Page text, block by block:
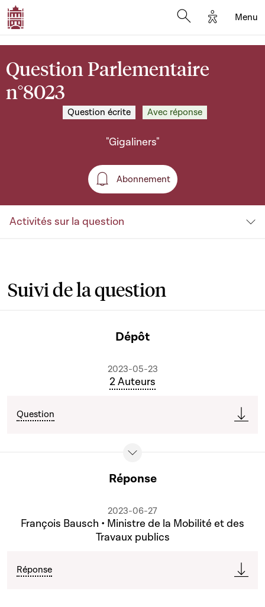
Options
Menu
Question Parlementaire
n°8023
Question écrite Avec réponse
"Gigaliners"
Abonnement
Abonnement
Activités sur la question
Suivi de la question
Dépôt
2023-05-23
2 Auteurs
Question
Réponse
2023-06-27
François Bausch • Ministre de la Mobilité et des
Travaux publics
Réponse